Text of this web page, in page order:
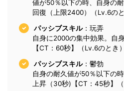
値が50％以下の時、自身の
回復（上限2400）（Lv.6のと
パッシブスキル：玩弄
自身に2000の集中効果。自
【CT：60秒】（Lv.6のとき）
パッシブスキル：鬱勃
自身の耐久値が50％以下の
上昇（30秒)【CT：45秒】